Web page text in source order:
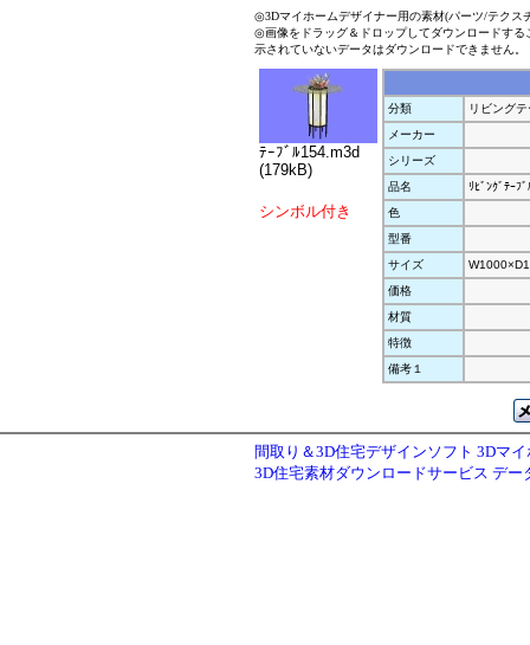
◎3Dマイホームデザイナー用の素材(パーツ/テクス
◎画像をドラッグ＆ドロップしてダウンロードす
示されていないデータはダウンロードできません。
ﾃｰﾌﾞﾙ154.m3d
(179kB)
シンボル付き
分類
リビング
メーカー
シリーズ
品名
ﾘﾋﾞﾝｸﾞﾃｰﾌﾞ
色
型番
サイズ
価格
材質
特徴
備考１
間取り＆3D住宅デザインソフト 3Dマ
3D住宅素材ダウンロードサービス デー